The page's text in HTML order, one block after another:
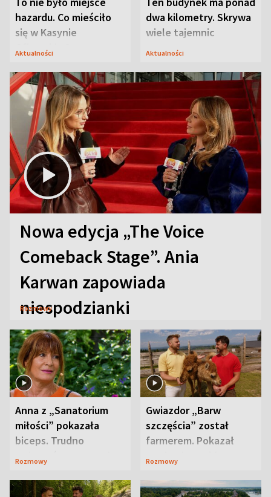
hazardu. Co mieściło
się w Kasynie
Oficerskim?
Aktualności
dwa kilometry. Skrywa
wiele tajemnic
Aktualności
Nowa edycja „The Voice
Comeback Stage”. Ania
Karwan zapowiada
niespodzianki
Rozmowy
Anna z „Sanatorium
miłości” pokazała
biceps. Trudno
uwierzyć, co przeszła
Rozmowy
Gwiazdor „Barw
szczęścia” został
farmerem. Pokazał
swoje niezwykłe
Rozmowy